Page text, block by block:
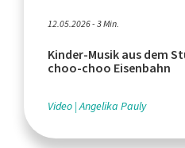
12.05.2026 - 3 Min.
Kinder-Musik aus dem
choo-choo Eisenbahn
Video Angelika Pauly